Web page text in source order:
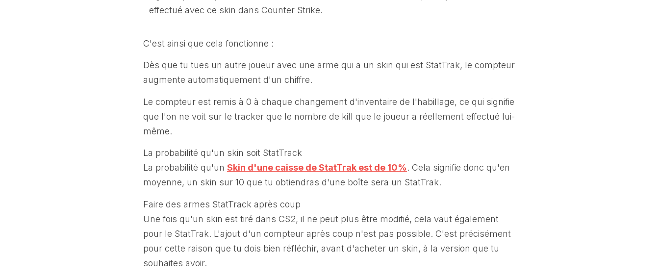
effectué avec ce skin dans Counter Strike.
C'est ainsi que cela fonctionne :
Dès que tu tues un autre joueur avec une arme qui a un skin qui est StatTrak, le compteur
augmente automatiquement d'un chiffre.
Le compteur est remis à 0 à chaque changement d'inventaire de l'habillage, ce qui signifie
que l'on ne voit sur le tracker que le nombre de kill que le joueur a réellement effectué lui-
même.
La probabilité qu'un skin soit StatTrack
La probabilité qu'un Skin d'une caisse de StatTrak est de 10%. Cela signifie donc qu'en
moyenne, un skin sur 10 que tu obtiendras d'une boîte sera un StatTrak.
Faire des armes StatTrack après coup
Une fois qu'un skin est tiré dans CS2, il ne peut plus être modifié, cela vaut également
pour le StatTrak. L'ajout d'un compteur après coup n'est pas possible. C'est précisément
pour cette raison que tu dois bien réfléchir, avant d'acheter un skin, à la version que tu
souhaites avoir.